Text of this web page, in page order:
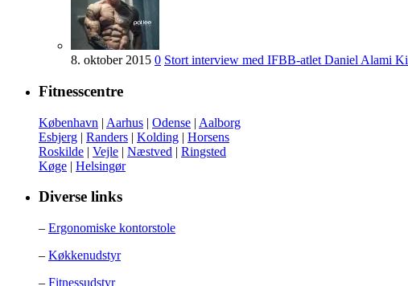
8. oktober 2015 0 Stort interview med IFBB-atlet Daniel Alami
Fitnesscentre
København | Aarhus | Odense | Aalborg
Esbjerg | Randers | Kolding | Horsens
Roskilde | Vejle | Næstved | Ringsted
Køge | Helsingør
Diverse links
– Ergonomiske kontorstole
– Køkkenudstyr
– Fitnessudstyr